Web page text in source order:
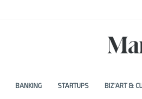
BANKING STARTUPS BIZ’ART &